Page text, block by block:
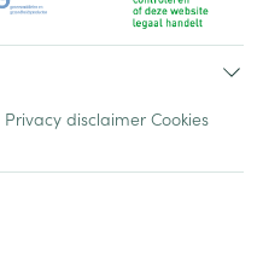
Privacy disclaimer Cookies